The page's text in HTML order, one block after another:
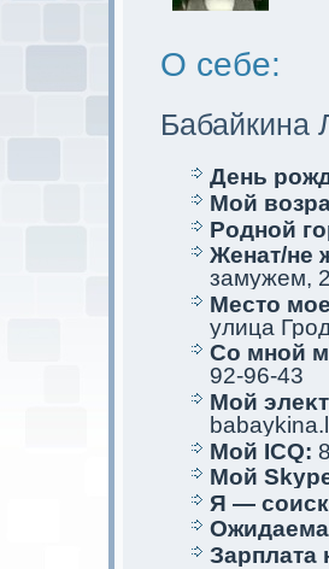
О себе:
Бабайкина
День
Мой
Родной
Женат/не
замужем,
Место
улица
Со мной
92-96-43
Мой
Мой ICQ:
Мой
Я —
Зарплата